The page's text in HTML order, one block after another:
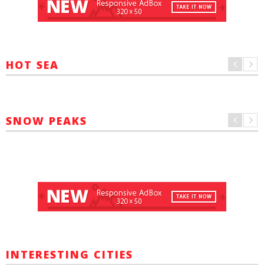
HOT SEA
SNOW PEAKS
INTERESTING CITIES